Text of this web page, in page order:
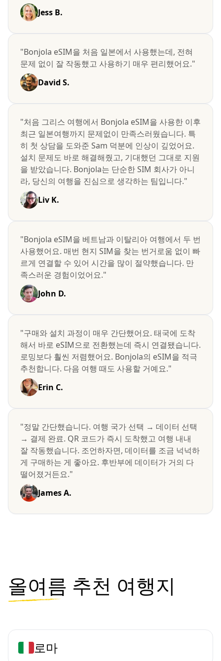
Jess B.
"Bonjola eSIM을 처음 일본에서 사용했는데, 전혀
문제 없이 잘 작동했고 사용하기 매우 편리했어요."
David S.
"처음 그리스 여행에서 Bonjola eSIM을 사용한 이후
최근 일본여행까지 문제없이 만족스러웠습니다. 특
히 첫 상담을 도와준 Sam 덕분에 인상이 깊었어요.
설치 문제도 바로 해결해줬고, 기대했던 그대로 지원
을 받았습니다. Bonjola는 단순한 SIM 회사가 아니
라, 당신의 여행을 진심으로 생각하는 팀입니다."
Liv K.
"Bonjola eSIM을 베트남과 이탈리아 여행에서 두 번
사용했어요. 매번 현지 SIM을 찾는 번거로움 없이 빠
르게 연결할 수 있어 시간을 많이 절약했습니다. 만
족스러운 경험이었어요."
John D.
"구매와 설치 과정이 매우 간단했어요. 태국에 도착
해서 바로 eSIM으로 전환했는데 즉시 연결됐습니다.
로밍보다 훨씬 저렴했어요. Bonjola의 eSIM을 적극
추천합니다. 다음 여행 때도 사용할 거예요."
Erin C.
"정말 간단했습니다. 여행 국가 선택 → 데이터 선택
→ 결제 완료. QR 코드가 즉시 도착했고 여행 내내
잘 작동했습니다. 조언하자면, 데이터를 조금 넉넉하
게 구매하는 게 좋아요. 후반부에 데이터가 거의 다
떨어졌거든요."
James A.
올여름 추천 여행지
로마